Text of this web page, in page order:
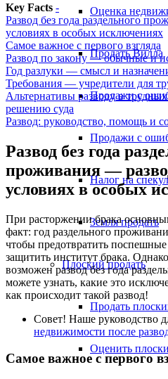
Оценка
Продать Вилла
Продажи с
Продажи с
Налог на
Земля продать
Плоскийпродать
Продать
Оценить
Key Facts -
Развод без года раздельного
условиях в особых исключениях
Самое важное с первого взгляда
Развод по закону — обычные и
Год разлуки — смысл и
Требования — учредители для
Альтернативы разводу в
решению суда
Развод: руководство, помощь и
Развод без года
проживания —
условиях в особых
При расторжении брака
факт: год раздельного
чтобы предотвратить
защитить институт брака.
возможен развод без года
можете узнать, какие это
как происходит такой развод!
Совет! Наше руководство
недвижимости после
Самое важное с первого